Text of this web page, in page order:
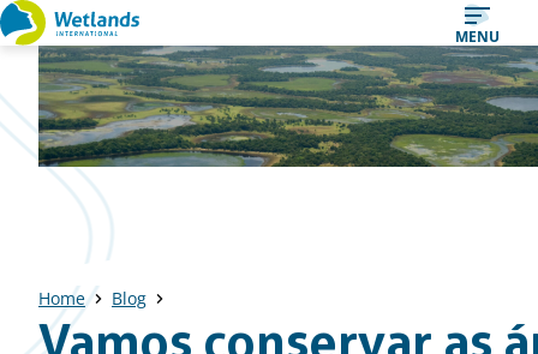
Straight
to
content
MENU
Home Blog